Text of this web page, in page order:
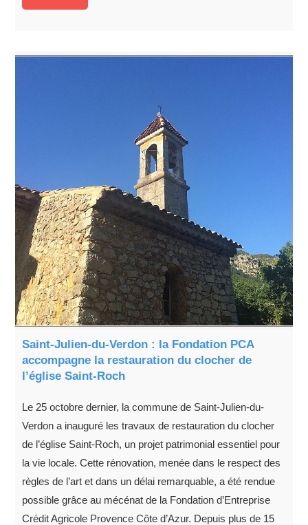
Saint-Julien-du-Verdon : la Fondation PCA
accompagne la restauration du clocher de
l’église Saint-Roch
Le 25 octobre dernier, la commune de Saint-Julien-du-
Verdon a inauguré les travaux de restauration du clocher
de l’église Saint-Roch, un projet patrimonial essentiel pour
la vie locale. Cette rénovation, menée dans le respect des
règles de l’art et dans un délai remarquable, a été rendue
possible grâce au mécénat de la Fondation d’Entreprise
Crédit Agricole Provence Côte d’Azur. Depuis plus de 15